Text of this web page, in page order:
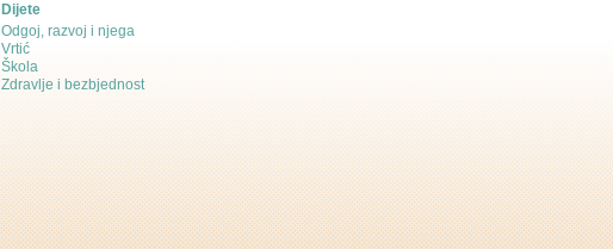
Dijete
Odgoj, razvoj i njega
Vrtić
Škola
Zdravlje i bezbjednost